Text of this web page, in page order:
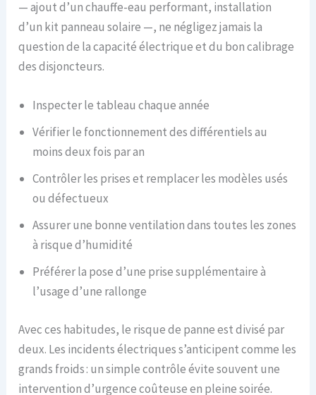
— ajout d’un chauffe-eau performant, installation
d’un kit panneau solaire —, ne négligez jamais la
question de la capacité électrique et du bon calibrage
des disjoncteurs.
Inspecter le tableau chaque année
Vérifier le fonctionnement des différentiels au
moins deux fois par an
Contrôler les prises et remplacer les modèles usés
ou défectueux
Assurer une bonne ventilation dans toutes les zones
à risque d’humidité
Préférer la pose d’une prise supplémentaire à
l’usage d’une rallonge
Avec ces habitudes, le risque de panne est divisé par
deux. Les incidents électriques s’anticipent comme les
grands froids : un simple contrôle évite souvent une
intervention d’urgence coûteuse en pleine soirée.